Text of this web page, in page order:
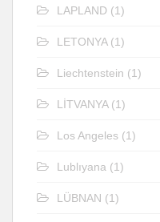
LAPLAND (1)
LETONYA(1)
Liechtenstein (1)
LİTVANYA(1)
Los Angeles (1)
Lublıyana (1)
LÜBNAN (1)